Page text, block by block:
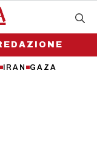
IRAN GAZA